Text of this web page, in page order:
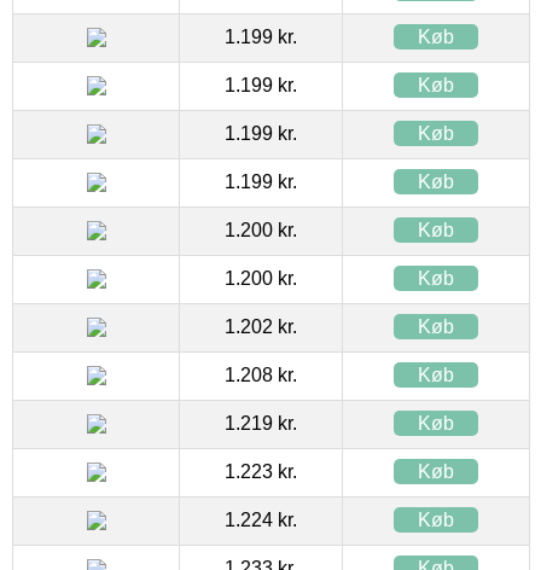
1.199 kr. Køb
1.199 kr. Køb
1.199 kr. Køb
1.199 kr. Køb
1.200 kr. Køb
1.200 kr. Køb
1.202 kr. Køb
1.208 kr. Køb
1.219 kr. Køb
1.223 kr. Køb
1.224 kr. Køb